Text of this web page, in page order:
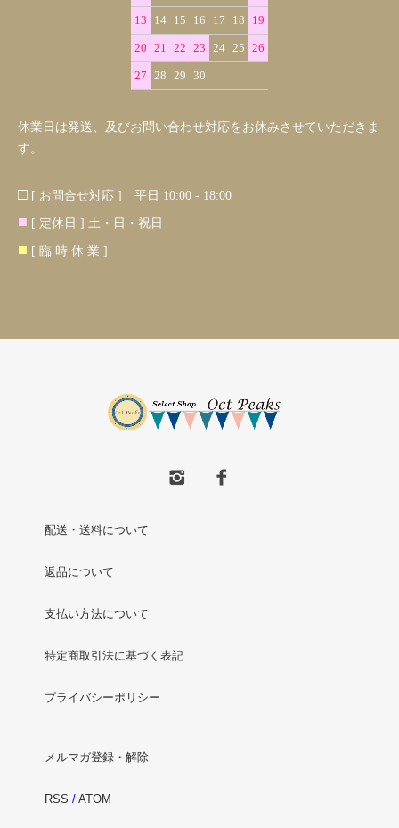
13 14 15 16 17 18 19
20 21 22 23 24 25 26
27 28 29 30
休業日は発送、及びお問い合わせ対応をお休みさせていただきま
す。
□ [ お問合せ対応 ] 平日 10:00 - 18:00
■ [ 定休日 ] 土・日・祝日
■ [ 臨 時 休 業 ]
配送・送料について
返品について
支払い方法について
特定商取引法に基づく表記
プライバシーポリシー
メルマガ登録・解除
RSS / ATOM